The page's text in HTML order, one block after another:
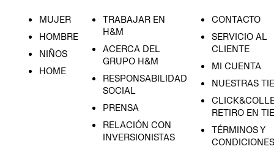
MUJER
HOMBRE
NIÑOS
HOME
TRABAJAR EN
H&M
ACERCA DEL
GRUPO H&M
RESPONSABILIDAD
SOCIAL
PRENSA
RELACIÓN CON
INVERSIONISTAS
CONTACTO
SERVICIO AL
CLIENTE
MI CUENTA
NUESTRAS
RETIRO EN
TÉRMINOS Y
CONDICIONES